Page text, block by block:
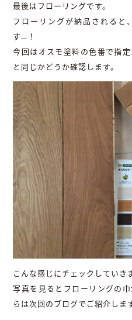
最後はフローリングです。
フローリングが納品されると
す…！
今回はオスモ塗料の色番で指
と同じかどうか確認します。
こんな感じにチェックしていき
写真を見るとフローリングの
らは次回のブログでご紹介し